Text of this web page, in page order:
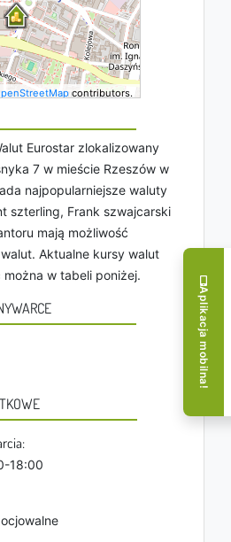
contributors.
Eurostar zlokalizowany
7 w mieście Rzeszów w
najpopularniejsze waluty
szterling, Frank szwajcarski
mają możliwość
Aktualne kursy walut
w tabeli poniżej.
18:00
Aplikacja mobilna!